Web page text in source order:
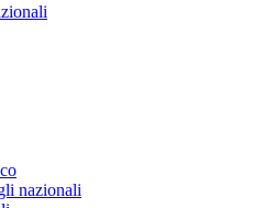
nazionali